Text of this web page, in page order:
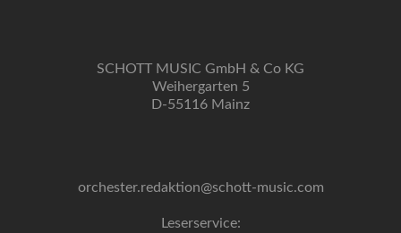
SCHOTT MUSIC GmbH & Co KG
Weihergarten 5
D-55116 Mainz
orchester.redaktion@schott-music.com
Leserservice: